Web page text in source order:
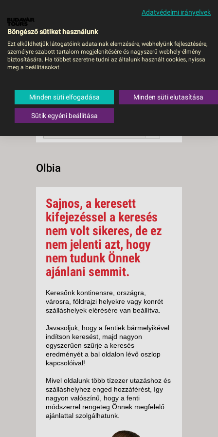
MENÜ
Olbia
megfelelő utazásttaláltunk.
A keresővel tovább szűkítheti a
találati listát!
RENDEZÉS:
Olbia
Sajnos, a keresett
kifejezéssel a keresés
nem volt sikeres, de ez
nem jelenti azt, hogy
nem tudunk Önnek
ajánlani semmit.
Keresőnk kontinensre, országra,
városra, földrajzi helyekre vagy konrét
szálláshelyek elérésére van beállítva.
Javasoljuk, hogy a fentiek bármelyikével
indítson keresést, majd nagyon
egyszerűen szűrje a keresés
eredményét a bal oldalon lévő oszlop
kapcsolóival!
Mivel oldalunk több tízezer utazáshoz és
szálláshelyhez enged hozzáférést, így
nagyon valószínű, hogy a fenti
módszerrel rengeteg Önnek megfelelő
ajánlattal szolgálhatunk.
Adatvédelmi irányelvek
Böngésző sütiket használunk
Ezt elküldhetjük látogatóink adatainak elemzésére, webhelyünk fejlesztésére,
személyre szabott tartalom megjelenítésére és nagyszerű webhely-élmény
biztosítására. Ha többet szeretne tudni az általunk használt cookies, nyissa
meg a beállításokat.
Minden süti elfogadása Minden süti elutasítása
Sütik egyéni beállítása